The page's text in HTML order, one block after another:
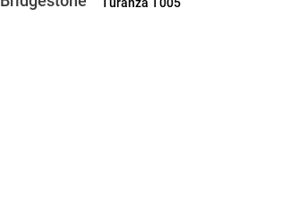
Turanza T005